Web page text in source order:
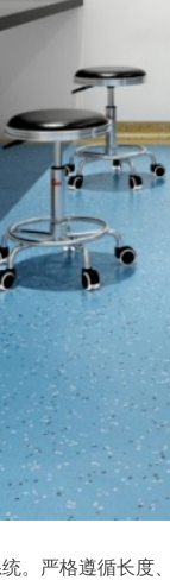
严格遵循长度